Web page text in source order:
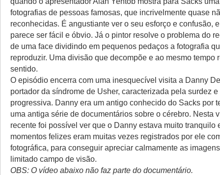
fotografias de pessoas famosas, que incrivelmente quase
reconhecidas. É angustiante ver o seu esforço e confusão,
parece ser fácil e óbvio. Já o pintor resolve o problema do
de uma face dividindo em pequenos pedaços a fotografia
reproduzir. Uma divisão que decompõe e ao mesmo tempo
sentido.
O episódio encerra com uma inesquecível visita a Danny
portador da síndrome de Usher, caracterizada pela surdez
progressiva. Danny era um antigo conhecido do Sacks por
uma antiga série de documentários sobre o cérebro. Nesta
recente foi possível ver que o Danny estava muito tranquilo
momentos felizes eram muitas vezes registrados por ele
fotográfica, para conseguir apreciar calmamente as
limitado campo de visão.
OBS: O vídeo abaixo não faz parte do documentário.